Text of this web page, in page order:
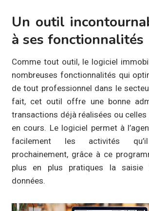
Un outil
à ses fonctionnalités
Comme tout outil, le logiciel
nombreuses fonctionnalités qui
de tout professionnel dans le
fait, cet outil offre une bonne
transactions déjà réalisées ou
en cours. Le logiciel permet à
facilement les activités
prochainement, grâce à ce
plus en plus pratiques la saisie
données.